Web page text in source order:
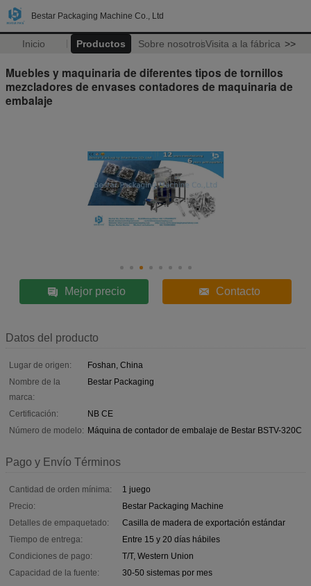
Bestar Packaging Machine Co., Ltd
Inicio Productos Sobre nosotrosVisita a la fábrica >>
Muebles y maquinaria de diferentes tipos de tornillos
mezcladores de envases contadores de maquinaria de
embalaje
Mejor precio Contacto
Datos del producto
Lugar de origen:
Foshan, China
Nombre de la
marca:
Bestar Packaging
Certificación:
NB CE
Número de modelo: Máquina de contador de embalaje de Bestar BSTV-320C
Pago y Envío Términos
Cantidad de orden mínima:
1 juego
Precio:
Bestar Packaging Machine
Detalles de empaquetado:
Casilla de madera de exportación estándar
Tiempo de entrega:
Entre 15 y 20 días hábiles
Condiciones de pago:
T/T, Western Union
Capacidad de la fuente:
30-50 sistemas por mes